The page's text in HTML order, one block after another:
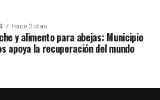
hace 2 días
y alimento para abejas: Municipio
apoya la recuperación del mundo